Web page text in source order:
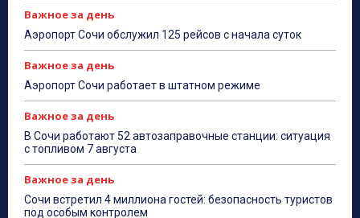
Важное за день
Аэропорт Сочи обслужил 125 рейсов с начала суток
Важное за день
Аэропорт Сочи работает в штатном режиме
Важное за день
В Сочи работают 52 автозаправочные станции: ситуация
с топливом 7 августа
Важное за день
Сочи встретил 4 миллиона гостей: безопасность туристов
под особым контролем